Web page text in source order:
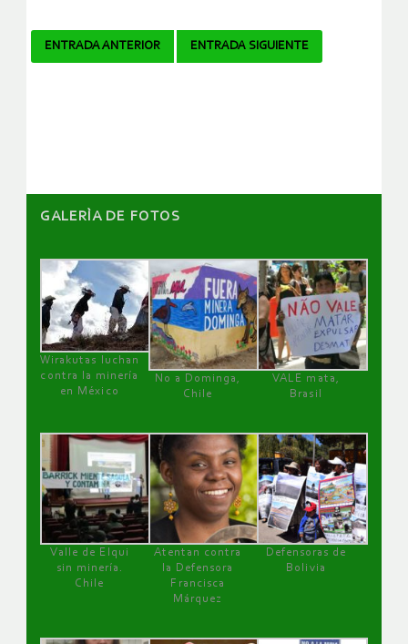
Navegador
ENTRADA ANTERIOR ENTRADA SIGUIENTE
GALERÌA DE FOTOS
Wirakutas luchan
contra la minería
en México
No a Dominga,
Chile
VALE mata,
Brasil
Valle de Elqui
sin minería.
Chile
Atentan contra
la Defensora
Francisca
Márquez
Defensoras de
Bolivia